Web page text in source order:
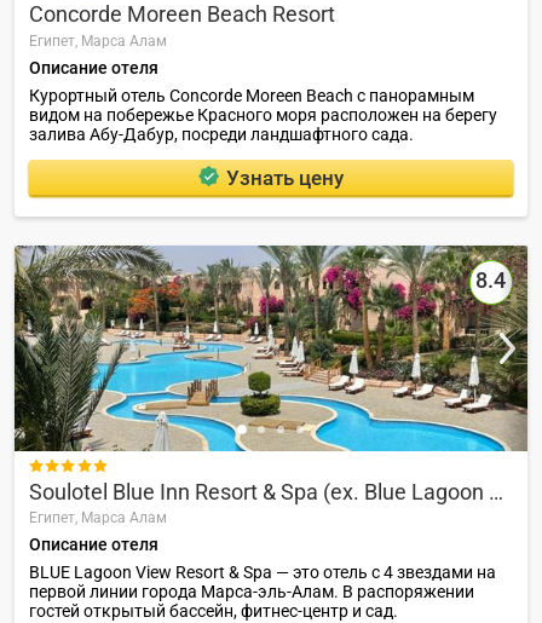
Concorde Moreen Beach Resort
Египет, Марса Алам
Описание отеля
Курортный отель Concorde Moreen Beach с панорамным
видом на побережье Красного моря расположен на берегу
залива Абу-Дабур, посреди ландшафтного сада.
Узнать цену
8.4

Soulotel Blue Inn Resort & Spa (ex. Blue Lagoon Resort & Aqua Park)
Египет, Марса Алам
Описание отеля
BLUE Lagoon View Resort & Spa — это отель с 4 звездами на
первой линии города Марса-эль-Алам. В распоряжении
гостей открытый бассейн, фитнес-центр и сад.